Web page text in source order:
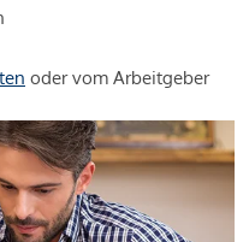
oder vom Arbeitgeber